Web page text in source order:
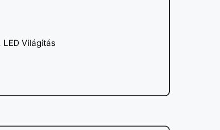
LED Világítás